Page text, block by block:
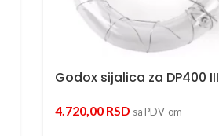
Godox sijalica za DP400 III
4.720,00 RSD sa PDV-om